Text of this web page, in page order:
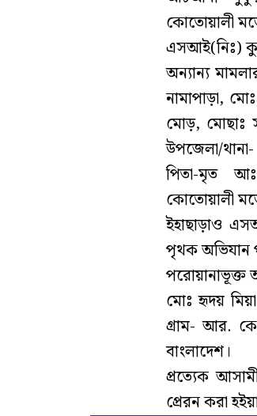
কোতোয়ালী
এসআই(নিঃ)
অন্যান্য
নামাপাড়া,
মোড়, মোছাঃ
উপজেলা/
পিতা-মৃত আঃ
কোতোয়ালী
ইহাছাড়াও
পৃথক অভিযান
পরোয়ানাভূক্ত
মোঃ হৃদয়
গ্রাম- আর.
বাংলাদেশ।
প্রত্যেক
প্রেরন করা